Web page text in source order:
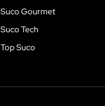
Suco Gourmet
Suco Tech
Top Suco